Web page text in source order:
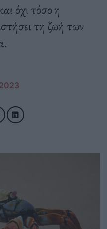
όχι τόσο η
τη ζωή των